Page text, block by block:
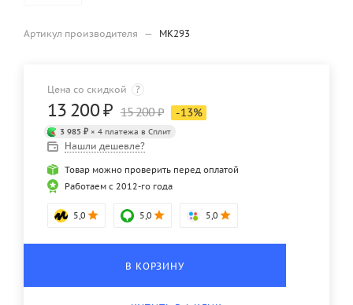
Артикул производителя — MK293
Цена со скидкой ?
13 200₽ 15 200₽ -13%
3 985 ₽ × 4 платежа в Сплит
Нашли дешевле?
Товар можно проверить перед оплатой
Работаем с 2012-го года
5,0 5,0 5,0
В КОРЗИНУ